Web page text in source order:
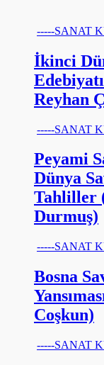
-----SANAT
İkinci
Reyhan
-----SANAT
Peyami
Dünya
Tahliller
Durmuş)
-----SANAT
Bosna
Coşkun)
-----SANAT